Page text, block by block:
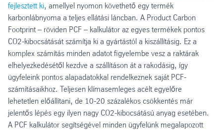
fejlesztett ki, amellyel nyomon követhető egy termék
karbonlábnyoma a teljes ellátási láncban. A Product Carbon
Footprint – röviden PCF – kalkulátor az egyes termékek pontos
CO2-kibocsátását számítja ki a gyártástól a kiszállításig. Ez a
komplex számítás minden adatot figyelembe vesz a raktárak
elhelyezkedésétől kezdve a szállításon át a rakodásig, így
ügyfeleink pontos alapadatokkal rendelkeznek saját PCF-
számításaikhoz. Teljesen klímasemleges acélt egyelőre
lehetetlen előállítani, de 10-20 százalékos csökkentés már
jelentős lépés egy ilyen nagy CO2-kibocsátású anyag esetében.
A PCF kalkulátor segítségével minden ügyfelünk megalapozott